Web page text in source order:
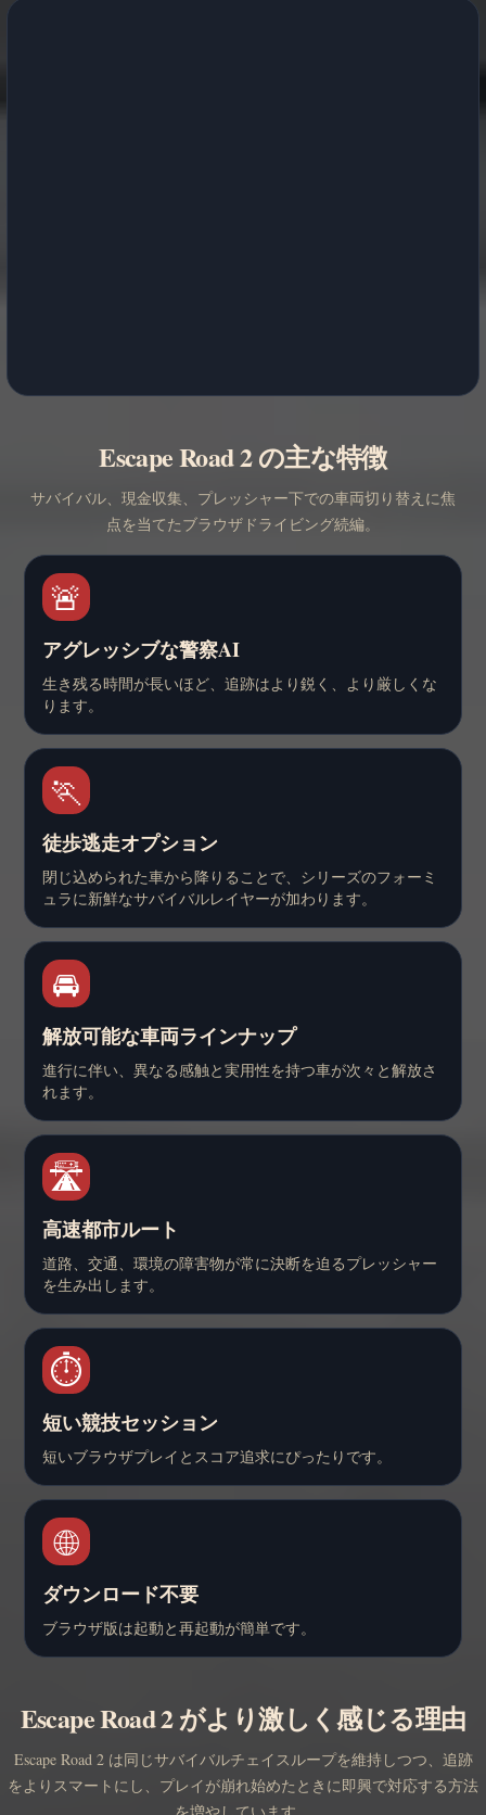
Escape Road 2 の主な特徴
サバイバル、現金収集、プレッシャー下での車両切り替えに焦
点を当てたブラウザドライビング続編。
🚨
アグレッシブな警察AI
生き残る時間が長いほど、追跡はより鋭く、より厳しくな
ります。
🏃
徒歩逃走オプション
閉じ込められた車から降りることで、シリーズのフォーミ
ュラに新鮮なサバイバルレイヤーが加わります。
🚘
解放可能な車両ラインナップ
進行に伴い、異なる感触と実用性を持つ車が次々と解放さ
れます。
🛣️
高速都市ルート
道路、交通、環境の障害物が常に決断を迫るプレッシャー
を生み出します。
⏱️
短い競技セッション
短いブラウザプレイとスコア追求にぴったりです。
🌐
ダウンロード不要
ブラウザ版は起動と再起動が簡単です。
Escape Road 2 がより激しく感じる理由
Escape Road 2 は同じサバイバルチェイスループを維持しつつ、追跡
をよりスマートにし、プレイが崩れ始めたときに即興で対応する方法